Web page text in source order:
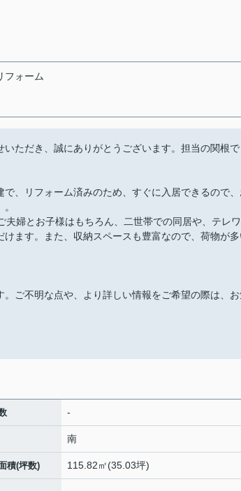
フォーム
ただき、誠にありがとうございます。担当の関根で
、リフォーム済みのため、すぐに入居できるので、
婦とお子様はもちろん、二世帯での同居や、テレワ
ます。また、収納スペースも豊富なので、荷物が
ご不明な点や、より詳しい情報をご希望の際は、
-
南
積(坪数) 115.82㎡(35.03坪)